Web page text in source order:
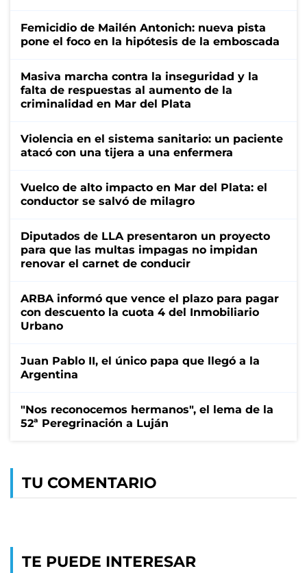
Femicidio de Mailén Antonich: nueva pista
pone el foco en la hipótesis de la emboscada
Masiva marcha contra la inseguridad y la
falta de respuestas al aumento de la
criminalidad en Mar del Plata
Violencia en el sistema sanitario: un paciente
atacó con una tijera a una enfermera
Vuelco de alto impacto en Mar del Plata: el
conductor se salvó de milagro
Diputados de LLA presentaron un proyecto
para que las multas impagas no impidan
renovar el carnet de conducir
ARBA informó que vence el plazo para pagar
con descuento la cuota 4 del Inmobiliario
Urbano
Juan Pablo II, el único papa que llegó a la
Argentina
"Nos reconocemos hermanos", el lema de la
52ª Peregrinación a Luján
TU COMENTARIO
TE PUEDE INTERESAR